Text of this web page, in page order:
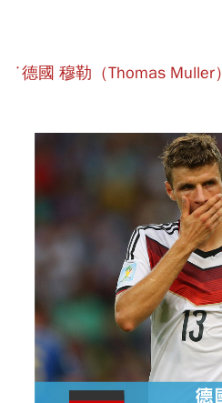
˙德國 穆勒（Thomas Muller）